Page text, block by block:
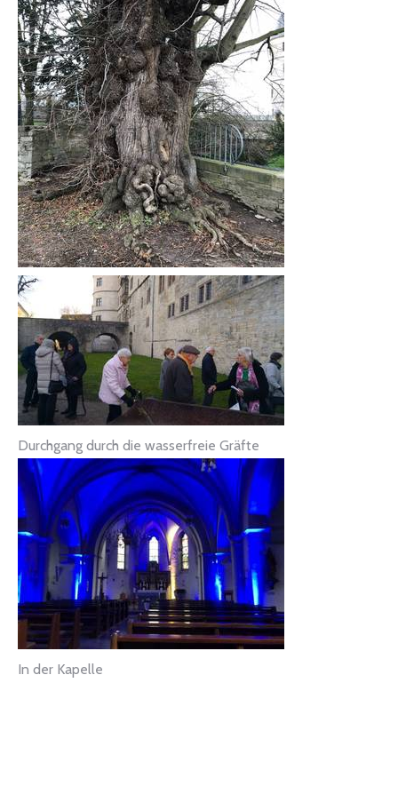
Durchgang durch die wasserfreie Gräfte
In der Kapelle